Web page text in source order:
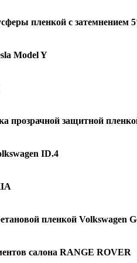
пленкой с затемнением
Model Y
прозрачной защитной
ID.4
пленкой Volkswagen
салона RANGE ROVER